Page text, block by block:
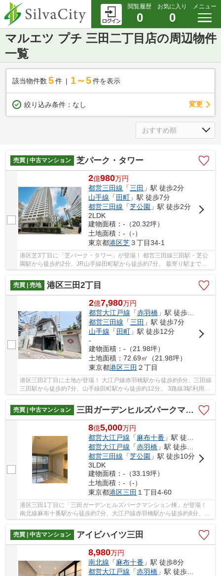
閲覧履歴
0
お気に入り
0
メニュー
マルエツ プチ 三田二丁目店の周辺物件
一覧
該当物件数 5件 1～5 件を表示
絞り込み条件： なし 変更
売買 | 中古マンション 芝パーク・タワー
2億980万円
都営三田線 「三田 」駅 徒歩2分
山手線 「 田町 」駅 徒歩7分
都営三田線 「芝公園 」駅 徒歩2分
2LDK
建物面積：-（20.32坪）
土地面積：-（-）
東京都港区芝３丁目34-1
港区芝3丁目に「芝パーク・タワー」が登場！ 都営三田線三田駅・芝公
園駅から徒歩約2分。JR山手線田町駅から徒歩約7分。 最寄り駅まで徒
売買 | 売地
港区三田2丁目
2億7,980万円
都営大江戸線 「赤羽橋」駅 徒歩6分
都営三田線 「三田 」駅 徒歩7分
山手線 「 田町」駅 徒歩12分
-
建物面積：-（21.98坪）
土地面積：72.69㎡（21.98坪）
東京都港区三田 ２丁目
港区三田2丁目に土地が登場！ 大江戸線赤羽橋駅から徒歩約6分、三田線
三田駅から徒歩約7分、山手線田町駅から徒歩約12分。 3路線3駅利用可
売買 | 中古マンション
三田ガーデンヒルズパークマンション棟
8億5,000万円
都営大江戸線 「麻布十番 」駅 徒歩7分
都営大江戸線 「赤羽橋 」駅 徒歩8分
都営三田線 「芝公園 」駅 徒歩10分
3LDK
建物面積：-（33.19坪）
土地面積：-（-）
東京都港区三田 １丁目4-60
港区三田1丁目に「三田ガーデンヒルズパークマンション棟」が登場！
南北線麻布十番駅から徒歩約7分、大江戸線赤羽橋駅から徒歩約8分、三
田線芝公園駅から徒歩約10分。 3路線3駅利用可...
売買 | 中古マンション
アイビハイツ三田
8,980万円
南北線 「麻布十番 」駅 徒歩8分
都営大江戸線 「赤羽橋 」駅 徒歩10分